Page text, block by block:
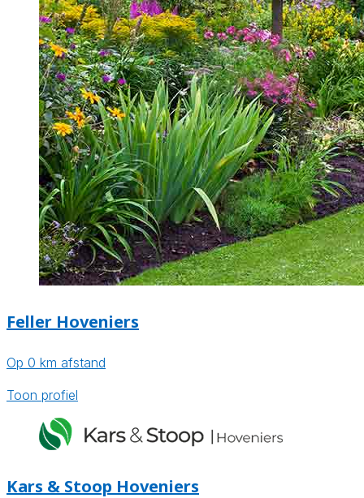
Feller Hoveniers
Op 0 km afstand
Toon profiel
Kars & Stoop Hoveniers